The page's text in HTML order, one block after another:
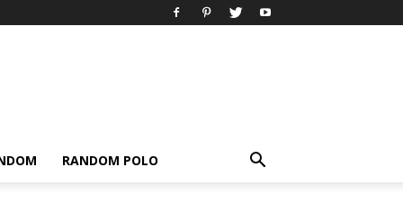
RANDOM POLO